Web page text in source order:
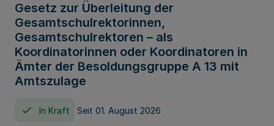
Gesetz zur Überleitung der
Gesamtschulrektorinnen,
Gesamtschulrektoren – als
Koordinatorinnen oder Koordinatoren in
Ämter der Besoldungsgruppe A 13 mit
Amtszulage
In Kraft Seit 01. August 2026